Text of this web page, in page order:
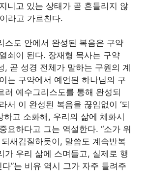
니고 있는 상태가 곧 흔들리지 않
라고 가르친다.
스도 안에서 완성된 복음은 구약
쇠이 된다. 장재형 목사는 구약
, 곧 성경 전체가 말하는 구원의 계
는 구약에서 예언된 하나님의 구
러 예수그리스도를 통해 완성되
서 이 완성된 복음을 끊임없이 ‘되
하고 소화해, 우리의 삶에 체화시
요하다고 그는 역설한다. “소가 위
새김질하듯이, 말씀도 계속반복
가 우리 삶에 스며들고, 실제로 행
”는 비유 역시 그가 자주 들려주